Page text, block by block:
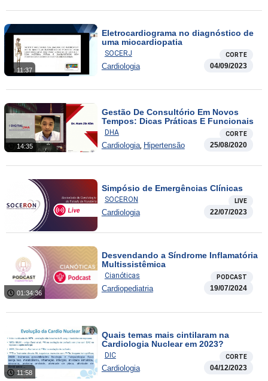
11:37
Eletrocardiograma no diagnóstico de
uma miocardiopatia
SOCERJ CORTE
Cardiologia 04/09/2023
14:35
Gestão De Consultório Em Novos
Tempos: Dicas Práticas E Funcionais
DHA CORTE
Cardiologia, Hipertensão 25/08/2020
Simpósio de Emergências Clínicas
SOCERON LIVE
Cardiologia 22/07/2023
01:34:36
Desvendando a Síndrome Inflamatória
Multissistêmica
Cianóticas PODCAST
Cardiopediatria 19/07/2024
11:58
Quais temas mais cintilaram na
Cardiologia Nuclear em 2023?
DIC CORTE
Cardiologia 04/12/2023